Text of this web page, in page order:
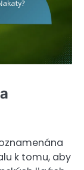
k tomu, aby